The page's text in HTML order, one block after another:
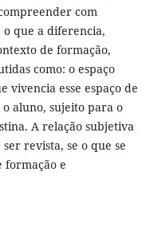
com
que a diferencia,
de formação,
como: o espaço
vivencia esse espaço de
aluno, sujeito para o
A relação subjetiva
revista, se o que se
formação e